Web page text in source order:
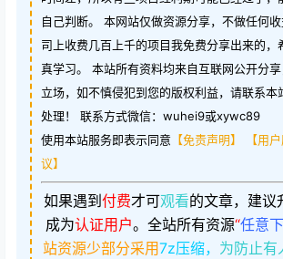
自己判断。 本网站仅做资源分享，不做任何
司上收费几百上千的项目我免费分享出来的，
真学习。 本站所有资料均来自互联网公开分
立场，如不慎侵犯到您的版权利益，请联系本
处理！ 联系方式微信：wuhei9或xywc89
使用本站服务即表示同意 【免责声明】
【用
议】
如果遇到 付费才可观看的文章，建议
成为认证用户。 全站所有资源“任意
站资源少部分采用7z压缩， 为防止有